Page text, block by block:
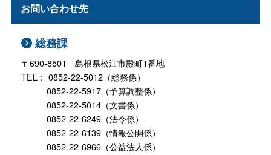
お問い合わせ先
総務課
〒690-8501 島根県松江市殿町1番地
TEL： 0852-22-5012（総務係）
0852-22-5917（予算調整係）
0852-22-5014（文書係）
0852-22-6249（法令係）
0852-22-6139（情報公開係）
0852-22-6966（公益法人係）